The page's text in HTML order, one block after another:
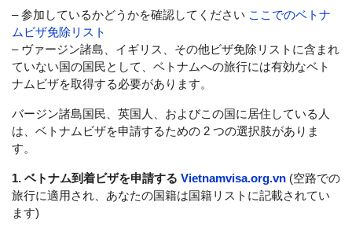
– 参加しているかどうかを確認してください ここでのベトナ
ムビザ免除リスト
– ヴァージン諸島、イギリス、その他ビザ免除リストに含まれ
ていない国の国民として、ベトナムへの旅行には有効なベト
ナムビザを取得する必要があります。
バージン諸島国民、英国人、およびこの国に居住している人
は、ベトナムビザを申請するための 2 つの選択肢がありま
す。
1. ベトナム到着ビザを申請する Vietnamvisa.org.vn (空路での
旅行に適用され、あなたの国籍は国籍リストに記載されてい
ます)